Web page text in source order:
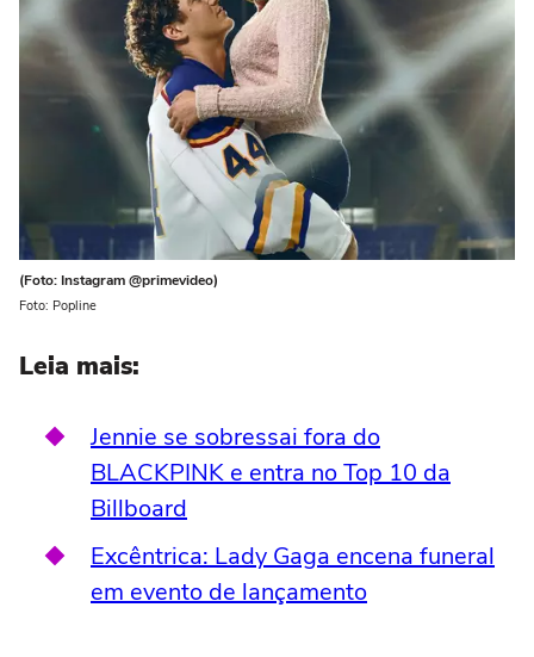
(Foto: Instagram @primevideo)
Foto: Popline
Leia mais:
Jennie se sobressai fora do
BLACKPINK e entra no Top 10 da
Billboard
Excêntrica: Lady Gaga encena funeral
em evento de lançamento